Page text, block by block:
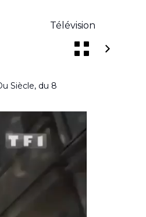
Télévision
Siècle, du 8